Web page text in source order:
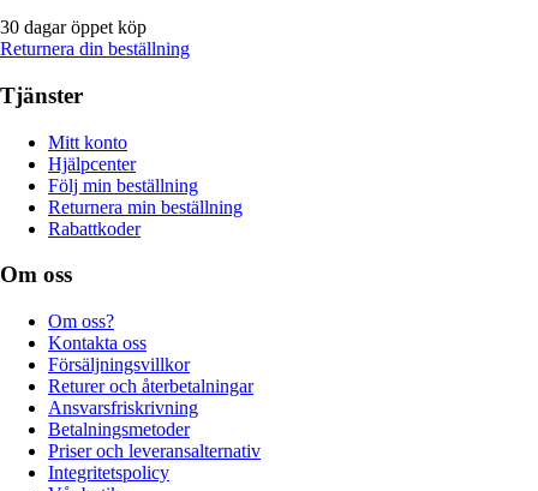
30 dagar öppet köp
Returnera din beställning
Tjänster
Mitt konto
Hjälpcenter
Följ min beställning
Returnera min beställning
Rabattkoder
Om oss
Om oss?
Kontakta oss
Försäljningsvillkor
Returer och återbetalningar
Ansvarsfriskrivning
Betalningsmetoder
Priser och leveransalternativ
Integritetspolicy